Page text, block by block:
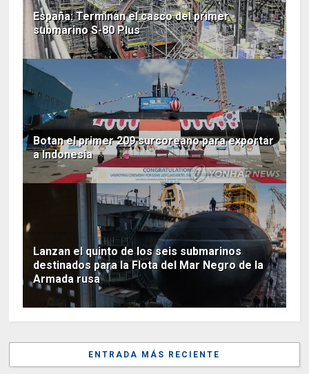
España: Terminan el casco del primer
submarino S-80 Plus
Botan el primer 209 surcoreano para exportar
a Indonesia
Lanzan el quinto de los seis submarinos
destinados para la Flota del Mar Negro de la
Armada rusa
ENTRADA MÁS RECIENTE